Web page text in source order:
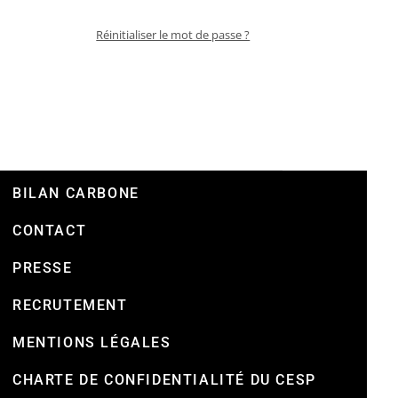
Réinitialiser le mot de passe ?
BILAN CARBONE
CONTACT
PRESSE
RECRUTEMENT
MENTIONS LÉGALES
CHARTE DE CONFIDENTIALITÉ DU CESP